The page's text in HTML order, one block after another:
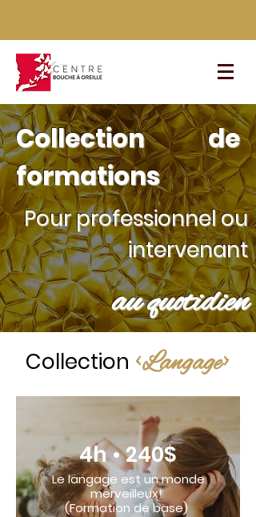
Collection de
formations
Pour professionnel ou
intervenant
au quotidien
Collection <Langage>
4h • 240$
Le langage est un monde
merveilleux!
(Formation de base)